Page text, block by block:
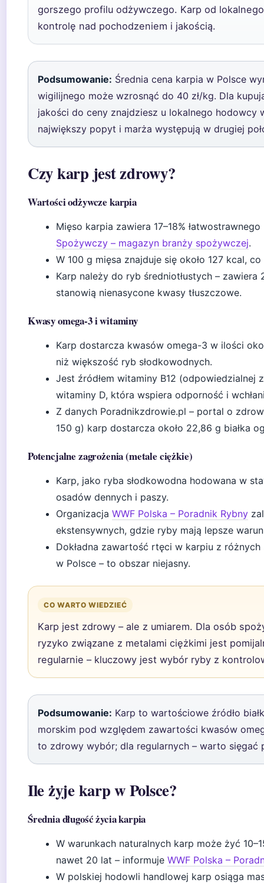
gorszego profilu odżywczego. Karp od
kontrolę nad pochodzeniem i jakością.
Podsumowanie: Średnia cena karpia w Polsce
wigilijnego może wzrosnąć do 40 zł/kg. Dla
jakości do ceny znajdziesz u lokalnego hodowcy
największy popyt i marża występują w drugiej
Czy karp jest zdrowy?
Wartości odżywcze karpia
Mięso karpia zawiera 17–18%
Spożywczy – magazyn branży spożywczej.
W 100 g mięsa znajduje się około 127 kcal,
Karp należy do ryb średniotłustych – zawiera
stanowią nienasycone kwasy tłuszczowe.
Kwasy omega-3 i witaminy
Karp dostarcza kwasów omega-3 w ilości
niż większość ryb słodkowodnych.
Jest źródłem witaminy B12 (odpowiedzialnej
witaminy D, która wspiera odporność i
Z danych Poradnikzdrowie.pl – portal o
150 g) karp dostarcza około 22,86 g białka
Potencjalne zagrożenia (metale ciężkie)
Karp, jako ryba słodkowodna hodowana w
osadów dennych i paszy.
Organizacja WWF Polska – Poradnik Rybny
ekstensywnych, gdzie ryby mają lepsze
Dokładna zawartość rtęci w karpiu z
w Polsce – to obszar niejasny.
CO WARTO WIEDZIEĆ
Karp jest zdrowy – ale z umiarem. Dla osób
ryzyko związane z metalami ciężkimi jest
regularnie – kluczowy jest wybór ryby z
Podsumowanie: Karp to wartościowe źródło
morskim pod względem zawartości kwasów
to zdrowy wybór; dla regularnych – warto
Ile żyje karp w Polsce?
Średnia długość życia karpia
W warunkach naturalnych karp może żyć
nawet 20 lat – informuje WWF Polska –
W polskiej hodowli handlowej karp osiąga